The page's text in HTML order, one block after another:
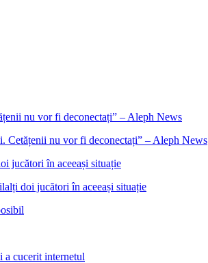
Cetățenii nu vor fi deconectați” – Aleph News
doi jucători în aceeași situație
a cucerit internetul